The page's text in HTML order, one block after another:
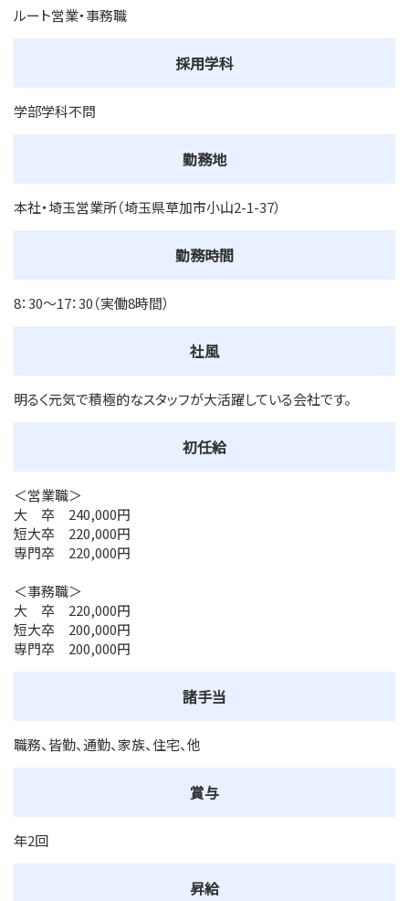
ルート営業・事務職
採用学科
学部学科不問
勤務地
本社・埼玉営業所（埼玉県草加市小山2-1-37）
勤務時間
8：30～17：30（実働8時間）
社風
明るく元気で積極的なスタッフが大活躍している会社です。
初任給
＜営業職＞
大 卒 240,000円
短大卒 220,000円
専門卒 220,000円
＜事務職＞
大 卒 220,000円
短大卒 200,000円
専門卒 200,000円
諸手当
職務、皆勤、通勤、家族、住宅、他
賞与
年2回
昇給